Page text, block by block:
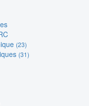
(23)
(31)